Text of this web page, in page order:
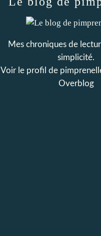
Mes chroniques de
simplicité.
Voir le profil de
Overblog